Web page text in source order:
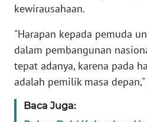
kewirausahaan.
"Harapan kepada pemuda
dalam pembangunan
tepat adanya, karena pada
adalah pemilik masa
Baca Juga:
DISCLAIMER
Wahana
News
Regional
SUMUT